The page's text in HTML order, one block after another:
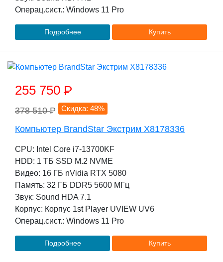
Операц.сист.: Windows 11 Pro
Подробнее Купить
255 750 P
378 510P Скидка: 48%
Компьютер BrandStar Экстрим X8178336
CPU: Intel Core i7-13700KF
HDD: 1 TБ SSD M.2 NVME
Видео: 16 ГБ nVidia RTX 5080
Память: 32 ГБ DDR5 5600 МГц
Звук: Sound HDA 7.1
Корпус: Корпус 1st Player UVIEW UV6
Операц.сист.: Windows 11 Pro
Подробнее Купить